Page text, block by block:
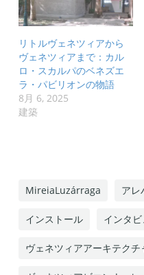
リトルヴェネツィアから
ヴェネツィアまで：カル
ロ・スカルパのベネズエ
ラ・パビリオンの物語
8月 6, 2025
建築
MireiaLuzárraga アレ
インストール インタ
ヴェネツィアアーキテク